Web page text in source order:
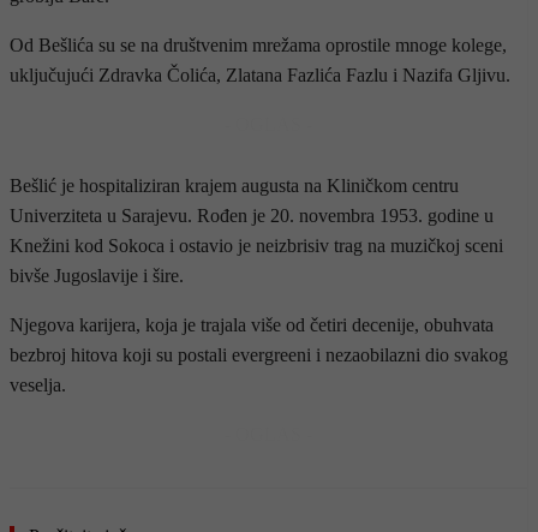
Od Bešlića su se na društvenim mrežama oprostile mnoge kolege,
uključujući Zdravka Čolića, Zlatana Fazlića Fazlu i Nazifa Gljivu.
Bešlić je hospitaliziran krajem augusta na Kliničkom centru
Univerziteta u Sarajevu. Rođen je 20. novembra 1953. godine u
Knežini kod Sokoca i ostavio je neizbrisiv trag na muzičkoj sceni
bivše Jugoslavije i šire.
Njegova karijera, koja je trajala više od četiri decenije, obuhvata
bezbroj hitova koji su postali evergreeni i nezaobilazni dio svakog
veselja.